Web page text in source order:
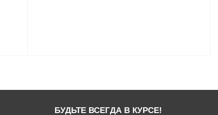
БУДЬТЕ ВСЕГДА В КУРСЕ!